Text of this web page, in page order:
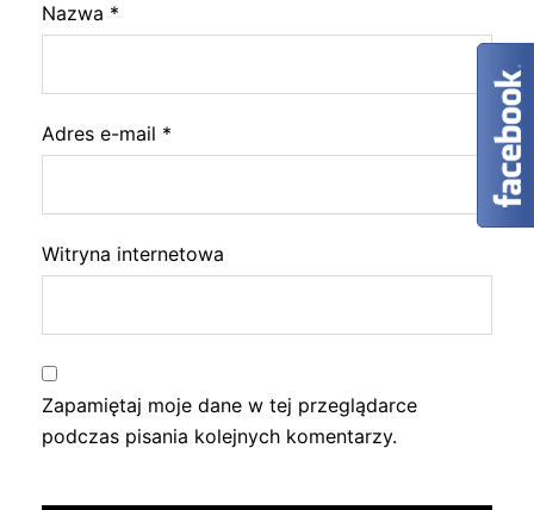
Nazwa *
Adres e-mail *
Witryna internetowa
Zapamiętaj moje dane w tej przeglądarce
podczas pisania kolejnych komentarzy.